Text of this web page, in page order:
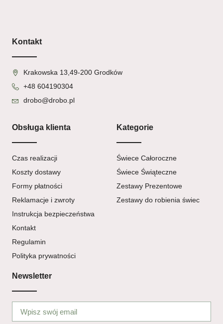
Kontakt
Krakowska 13,49-200 Grodków
+48 604190304
drobo@drobo.pl
Obsługa klienta
Czas realizacji
Koszty dostawy
Formy płatności
Reklamacje i zwroty
Instrukcja bezpieczeństwa
Kontakt
Regulamin
Polityka prywatności
Kategorie
Świece Całoroczne
Świece Świąteczne
Zestawy Prezentowe
Zestawy do robienia świec
Newsletter